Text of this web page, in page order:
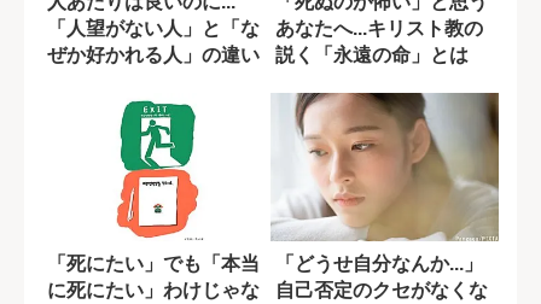
「人望がない人」と「な
ぜか好かれる人」の違い
あなたへ...キリスト教の
説く「永遠の命」とは
「死にたい」でも「本当
に死にたい」わけじゃな
「どうせ自分なんか...」
自己否定のクセがなくな